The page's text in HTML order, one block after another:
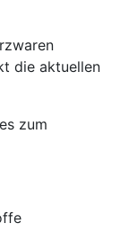
die aktuellen
zum